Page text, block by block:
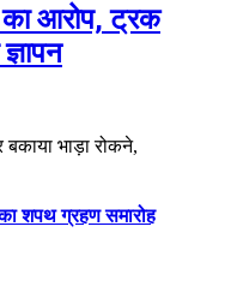
आरोप, ट्रक
भाड़ा रोकने,
शपथ ग्रहण समारोह